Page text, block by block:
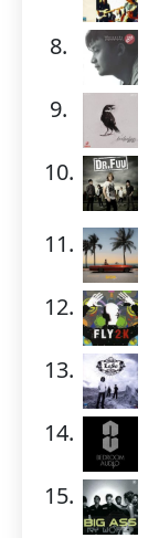
8.
9.
10.
11.
12.
13.
14.
15.